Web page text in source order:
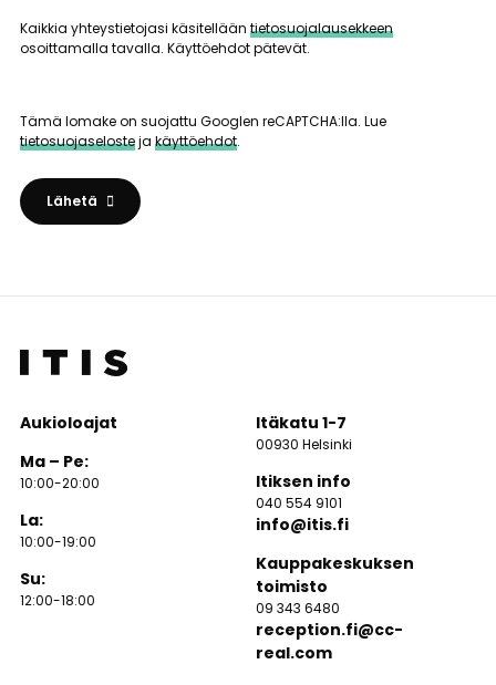
Kaikkia yhteystietojasi käsitellään tietosuojalausekkeen
osoittamalla tavalla. Käyttöehdot pätevät.
Tämä lomake on suojattu Googlen reCAPTCHA:lla. Lue
tietosuojaselosteja käyttöehdot.
Lähetä
Aukioloajat
Ma – Pe:
10:00-20:00
La:
10:00-19:00
Su:
12:00-18:00
Itäkatu 1-7
00930 Helsinki
Itiksen info
040 554 9101
info@itis.fi
Kauppakeskuksen
toimisto
09 343 6480
reception.fi@cc-
real.com